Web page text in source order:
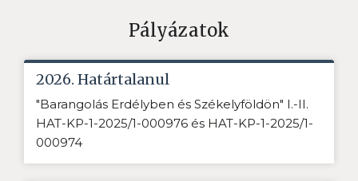
Pályázatok
2026. Határtalanul
"Barangolás Erdélyben és Székelyföldön" I.-II.
HAT-KP-1-2025/1-000976 és HAT-KP-1-2025/1-
000974